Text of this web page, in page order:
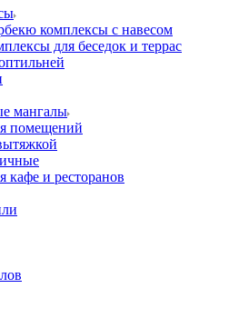
комплексы с навесом
для беседок и террас
мангалы
помещений
кафе и ресторанов